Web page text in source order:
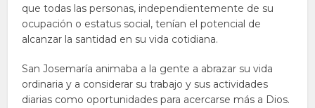
que todas las personas, independientemente de su
ocupación o estatus social, tenían el potencial de
alcanzar la santidad en su vida cotidiana.
San Josemaría animaba a la gente a abrazar su vida
ordinaria y a considerar su trabajo y sus actividades
diarias como oportunidades para acercarse más a Dios.